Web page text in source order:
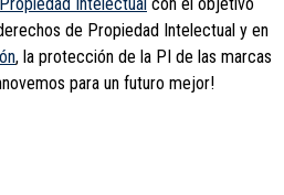
de Propiedad Intelectual y en
, la protección de la PI de las marcas
para un futuro mejor!